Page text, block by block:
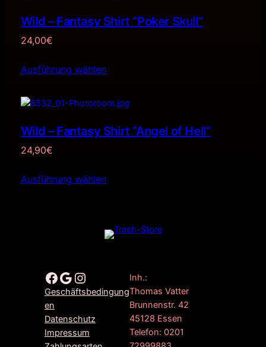
Wild – Fantasy Shirt “Poker Skull”
24,00€
Ausführung wählen
Wild – Fantasy Shirt “Angel of Hell”
24,90€
Ausführung wählen
Facebook Google Instagram
Geschäftsbedingung
en
Datenschutz
Impressum
Inh.:
Thomas Vatter
Brunnenstr. 42
45128 Essen
Telefon: 0201